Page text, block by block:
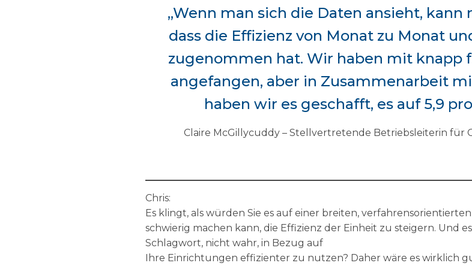
„Wenn man sich die Daten ansieht,
dass die Effizienz von Monat zu Monat
zugenommen hat. Wir haben mit knapp
angefangen, aber in Zusammenarbeit
haben wir es geschafft, es auf 5,9
Claire McGillycuddy – Stellvertretende Betriebsleiterin für
Chris:
Es klingt, als würden Sie es auf einer breiten,
schwierig machen kann, die Effizienz der Einheit zu steigern. Und
Schlagwort, nicht wahr, in Bezug auf
Ihre Einrichtungen effizienter zu nutzen? Daher wäre es wirklich